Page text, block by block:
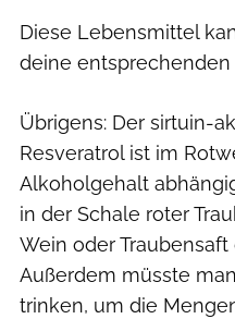
Diese Lebensmittel
deine
Übrigens: Der sirtuin-
Resveratrol ist im
Alkoholgehalt
in der Schale roter
Wein oder
Außerdem müsste
trinken, um die